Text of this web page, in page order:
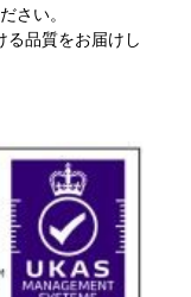
さい。
る品質をお届けし